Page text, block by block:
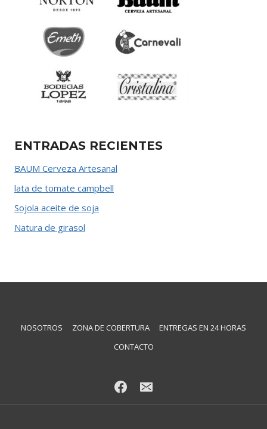
ENTRADAS RECIENTES
BAUM Cerveza Artesanal
lata de tomate campbell
Sojola aceite de soja
Natura de girasol
NOSOTROS ZONA DE COBERTURA
ENTREGAS EN 24 HORAS
CONTACTO